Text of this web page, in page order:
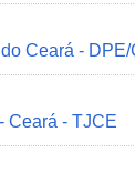
Ceará - DPE/
Ceará - TJCE